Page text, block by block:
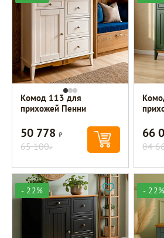
Комод 113 для
прихожей Пенни
50 778Р
65 100Р
66
84
- 22% - 22%